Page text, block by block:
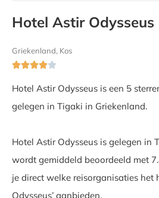
Hotel Astir Odysseus
Griekenland, Kos

Hotel Astir Odysseus is een 5
gelegen in Tigaki in Griekenland.
Hotel Astir Odysseus is gelegen in
wordt gemiddeld beoordeeld met
je direct welke reisorganisaties het
Odysseus’ aanbieden.